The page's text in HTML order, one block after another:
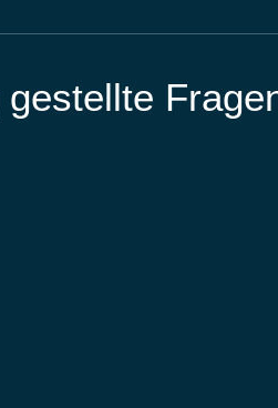
gestellte